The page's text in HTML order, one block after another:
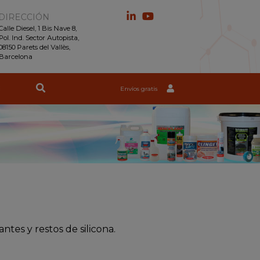
DIRECCIÓN
Diesel, 1 Bis Nave 8,
Pol. Ind. Sector Autopista,
Parets del Vallès,
Barcelona
Envíos gratis
y restos de silicona.